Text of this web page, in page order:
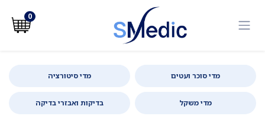
0
מדי סוכר ועטים מדי סיטורציה
מדי משקל בדיקות ואבזרי בדיקה